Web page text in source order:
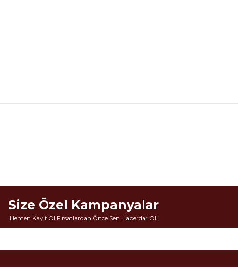
Size Özel Kampanyalar
Hemen Kayıt Ol Fırsatlardan Önce Sen Haberdar Ol!